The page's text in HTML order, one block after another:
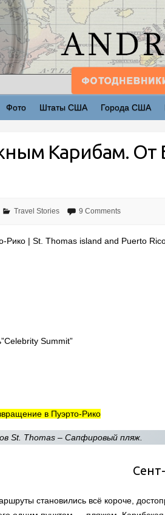
Фото Штаты США Города США
Карибам. От
Travel Stories 9 Comments
Рико | St. Thomas island and Puerto
Summit”
в Пуэрто-Рико
St. Thomas – Сапфировый пляж.
становились всё короче,